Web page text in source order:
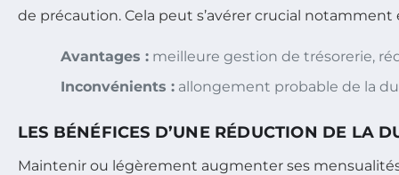
de précaution. Cela peut s’avérer crucial
Avantages : meilleure gestion de trésorerie,
Inconvénients : allongement probable de la
LES BÉNÉFICES D’UNE RÉDUCTION DE LA
Maintenir ou légèrement augmenter ses